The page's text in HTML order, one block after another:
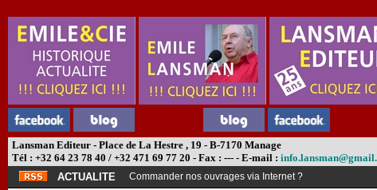
Lansman Editeur - Place de La Hestre , 19 - B-7170 Manage
Tél : +32 64 23 78 40 / +32 471 69 77 20 - Fax : --- - E-mail :
ACTUALITE Commander nos ouvrages via Internet ?